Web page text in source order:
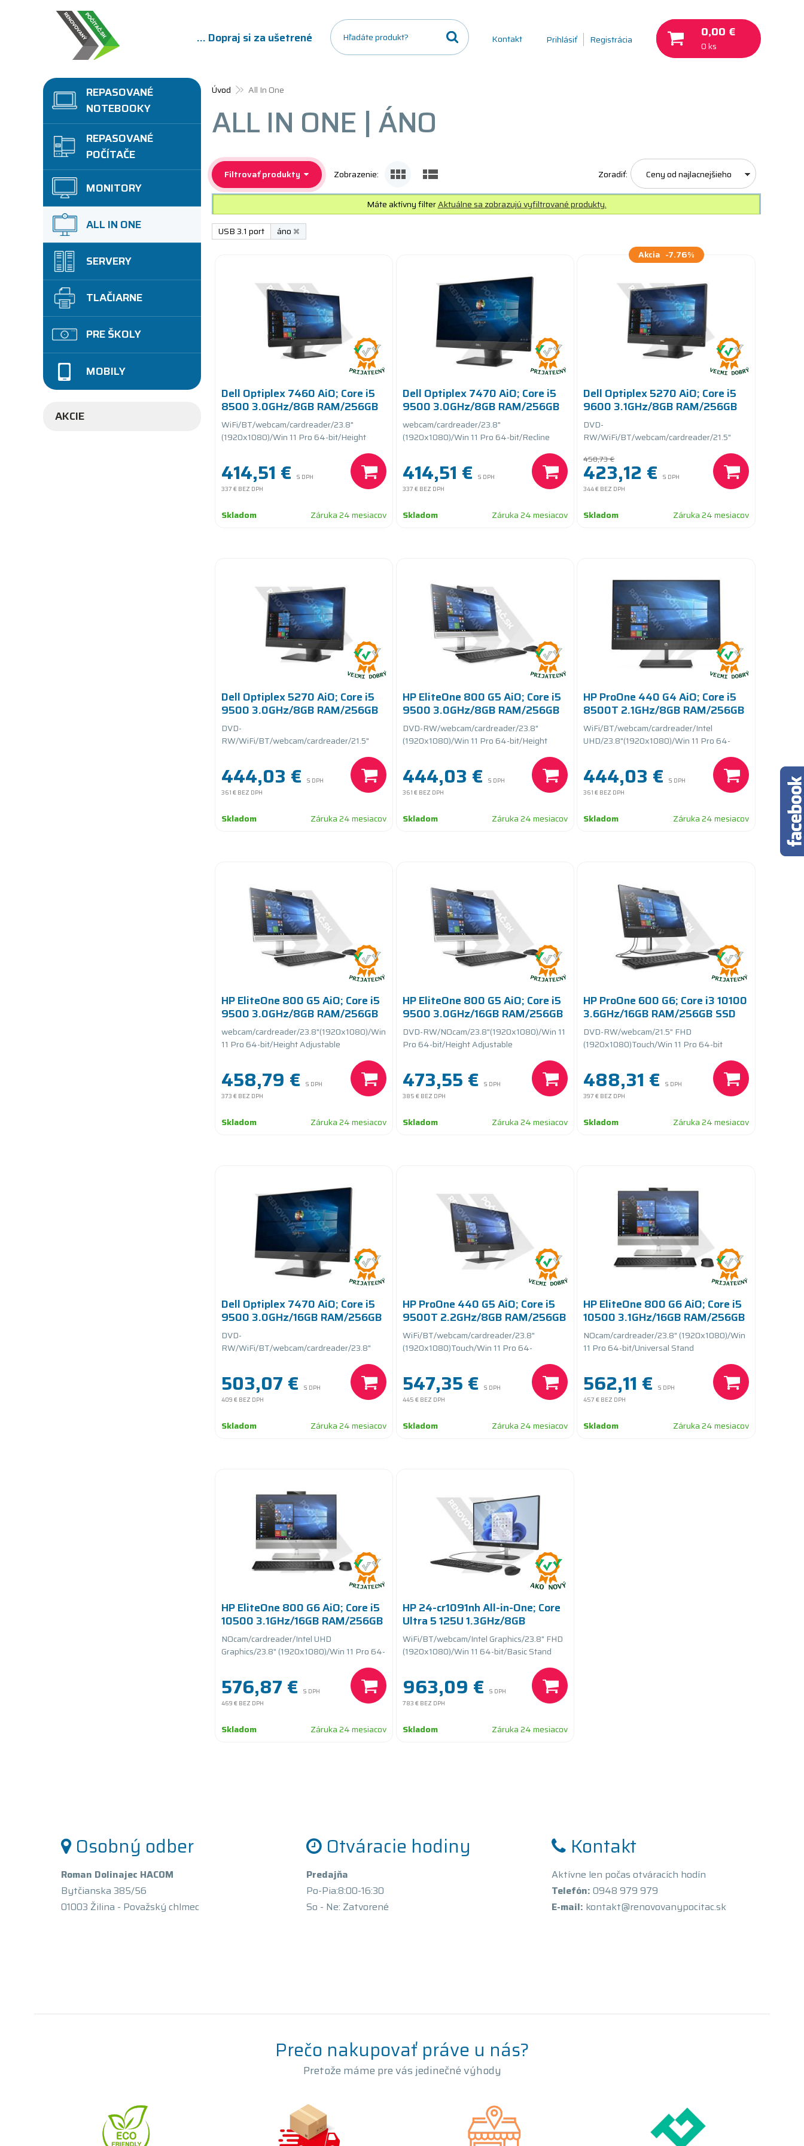
... Dopraj si za ušetrené Prihlásiť Registrácia 0,00 €
0 ks
Kontakt
Úvod All In One
ALL IN ONE | ÁNO
Filtrovať produkty Zobrazenie: Zoradiť: Ceny od najlacnejšieho
Máte aktívny filterAktuálne sa zobrazujú vyfiltrované produkty.
USB 3.1 port áno
Dell Optiplex 7460 AiO; Core i5
8500 3.0GHz/8GB RAM/256GB
SSD PCIe
WiFi/BT/webcam/cardreader/23.8"
(1920x1080)/Win 11 Pro 64-bit/Height
414,51 €
S DPH
337 € BEZ DPH
Skladom Záruka 24 mesiacov
Dell Optiplex 7470 AiO; Core i5
9500 3.0GHz/8GB RAM/256GB
SSD PCIe
webcam/cardreader/23.8"
(1920x1080)/Win 11 Pro 64-bit/Recline
414,51 €
S DPH
337 € BEZ DPH
Skladom Záruka 24 mesiacov
Akcia -7.76%
Dell Optiplex 5270 AiO; Core i5
9600 3.1GHz/8GB RAM/256GB
SSD PCIe
DVD-
RW/WiFi/BT/webcam/cardreader/21.5"
Adjustable
458,73 €
423,12 €
S DPH
344 € BEZ DPH
Skladom Záruka 24 mesiacov
Dell Optiplex 5270 AiO; Core i5
9500 3.0GHz/8GB RAM/256GB
SSD PCIe
DVD-
RW/WiFi/BT/webcam/cardreader/21.5"
444,03 €
S DPH
361 € BEZ DPH
Skladom Záruka 24 mesiacov
HP EliteOne 800 G5 AiO; Core i5
9500 3.0GHz/8GB RAM/256GB
SSD PCIe
DVD-RW/webcam/cardreader/23.8"
(1920x1080)/Win 11 Pro 64-bit/Height
444,03 €
S DPH
361 € BEZ DPH
Skladom Záruka 24 mesiacov
HP ProOne 440 G4 AiO; Core i5
8500T 2.1GHz/8GB RAM/256GB
SSD
WiFi/BT/webcam/cardreader/Intel
UHD/23.8"(1920x1080)/Win 11 Pro 64-
444,03 €
S DPH
361 € BEZ DPH
Skladom Záruka 24 mesiacov
HP EliteOne 800 G5 AiO; Core i5
9500 3.0GHz/8GB RAM/256GB
SSD PCIe
webcam/cardreader/23.8"(1920x1080)/Win
11 Pro 64-bit/Height Adjustable
458,79 €
S DPH
373 € BEZ DPH
Skladom Záruka 24 mesiacov
HP EliteOne 800 G5 AiO; Core i5
9500 3.0GHz/16GB RAM/256GB
SSD PCIe
DVD-RW/NOcam/23.8"(1920x1080)/Win 11
Pro 64-bit/Height Adjustable
473,55 €
S DPH
385 € BEZ DPH
Skladom Záruka 24 mesiacov
HP ProOne 600 G6; Core i3 10100
3.6GHz/16GB RAM/256GB SSD
PCIe
DVD-RW/webcam/21.5" FHD
(1920x1080)Touch/Win 11 Pro 64-bit
488,31 €
S DPH
397 € BEZ DPH
Skladom Záruka 24 mesiacov
Dell Optiplex 7470 AiO; Core i5
9500 3.0GHz/16GB RAM/256GB
SSD
DVD-
RW/WiFi/BT/webcam/cardreader/23.8"
503,07 €
S DPH
409 € BEZ DPH
Skladom Záruka 24 mesiacov
HP ProOne 440 G5 AiO; Core i5
9500T 2.2GHz/8GB RAM/256GB
SSD PCIe
WiFi/BT/webcam/cardreader/23.8"
(1920x1080)Touch/Win 11 Pro 64-
547,35 €
S DPH
445 € BEZ DPH
Skladom Záruka 24 mesiacov
HP EliteOne 800 G6 AiO; Core i5
10500 3.1GHz/16GB RAM/256GB
SSD PCIe
NOcam/cardreader/23.8" (1920x1080)/Win
11 Pro 64-bit/Universal Stand
562,11 €
S DPH
457 € BEZ DPH
Skladom Záruka 24 mesiacov
HP EliteOne 800 G6 AiO; Core i5
10500 3.1GHz/16GB RAM/256GB
SSD PCIe
NOcam/cardreader/Intel UHD
Graphics/23.8" (1920x1080)/Win 11 Pro 64-
576,87 €
S DPH
469 € BEZ DPH
Skladom Záruka 24 mesiacov
HP 24-cr1091nh All-in-One; Core
Ultra 5 125U 1.3GHz/8GB
RAM/512GB SSD PCIe
WiFi/BT/webcam/Intel Graphics/23.8" FHD
(1920x1080)/Win 11 64-bit/Basic Stand
963,09 €
S DPH
783 € BEZ DPH
Skladom Záruka 24 mesiacov
REPASOVANÉ
NOTEBOOKY
REPASOVANÉ
POČÍTAČE
MONITORY
ALL IN ONE
SERVERY
TLAČIARNE
PRE ŠKOLY
MOBILY
AKCIE
Osobný odber
Roman Dolinajec HACOM
Bytčianska 385/56
01003 Žilina - Považský chlmec
Otváracie hodiny
Predajňa
Po-Pia:8:00-16:30
So - Ne: Zatvorené
Kontakt
Aktívne len počas otváracích hodín
Telefón: 0948 979 979
E-mail: kontakt@renovovanypocitac.sk
Prečo nakupovať práve u nás?
Pretože máme pre vás jedinečné výhody